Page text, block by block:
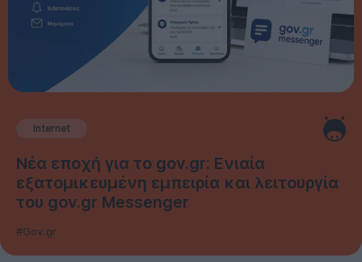
Internet
Νέα εποχή για το gov.gr: Ενιαία
εξατομικευμένη εμπειρία και λειτουργία
του gov.gr Messenger
#Gov.gr